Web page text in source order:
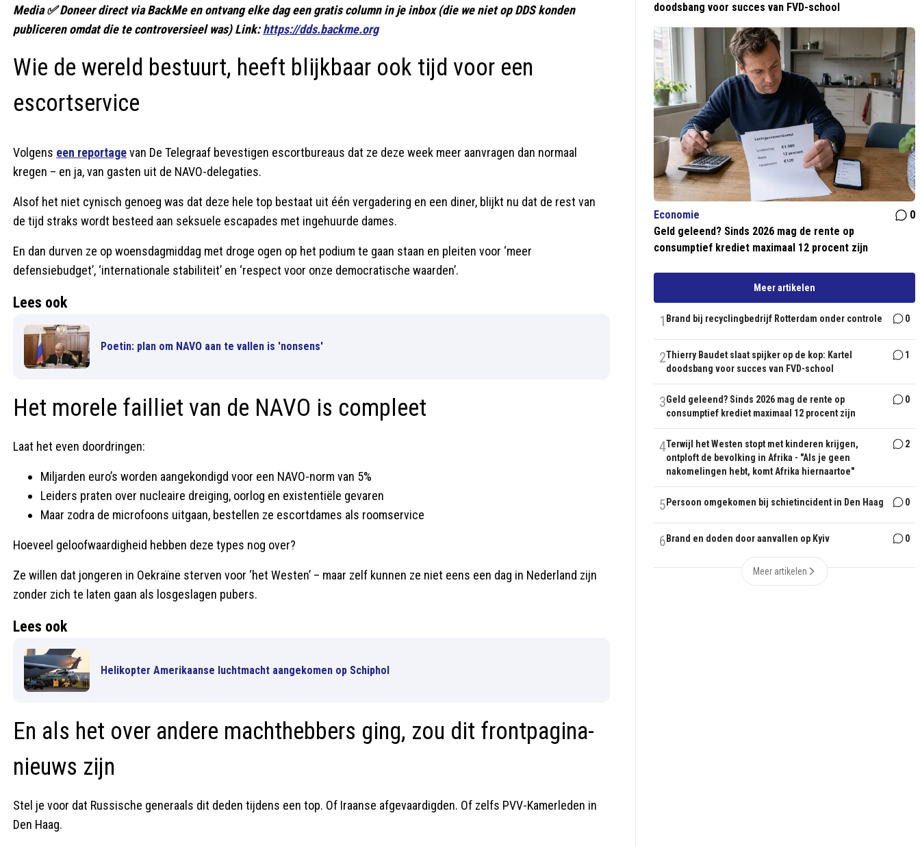
Media ✅ Doneer direct via BackMe en ontvang elke dag een gratis column in je inbox (die we niet op DDS konden
publiceren omdat die te controversieel was) Link:https://dds.backme.org
Wie de wereld bestuurt, heeft blijkbaar ook tijd voor een
escortservice
Volgens een reportagevan De Telegraaf bevestigen escortbureaus dat ze deze week meer aanvragen dan normaal
kregen – en ja, van gasten uit de NAVO-delegaties.
Alsof het niet cynisch genoeg was dat deze hele top bestaat uit één vergadering en een diner, blijkt nu dat de rest van
de tijd straks wordt besteed aan seksuele escapades met ingehuurde dames.
En dan durven ze op woensdagmiddag met droge ogen op het podium te gaan staan en pleiten voor ‘meer
defensiebudget’, ‘internationale stabiliteit’ en ‘respect voor onze democratische waarden’.
Lees ook
Poetin: plan om NAVO aan te vallen is 'nonsens'
Het morele failliet van de NAVO is compleet
Laat het even doordringen:
Miljarden euro’s worden aangekondigd voor een NAVO-norm van 5%
Leiders praten over nucleaire dreiging, oorlog en existentiële gevaren
Maar zodra de microfoons uitgaan, bestellen ze escortdames als roomservice
Hoeveel geloofwaardigheid hebben deze types nog over?
Ze willen dat jongeren in Oekraïne sterven voor ‘het Westen’ – maar zelf kunnen ze niet eens een dag in Nederland zijn
zonder zich te laten gaan als losgeslagen pubers.
Lees ook
Helikopter Amerikaanse luchtmacht aangekomen op Schiphol
En als het over andere machthebbers ging, zou dit frontpagina-
nieuws zijn
Stel je voor dat Russische generaals dit deden tijdens een top. Of Iraanse afgevaardigden. Of zelfs PVV-Kamerleden in
Den Haag.
doodsbang voor succes van FVD-school
Economie
0
Geld geleend? Sinds 2026 mag de rente op
consumptief krediet maximaal 12 procent zijn
Meer artikelen
1 Brand bij recyclingbedrijf Rotterdam onder controle 0
2Thierry Baudet slaat spijker op de kop: Kartel
doodsbang voor succes van FVD-school
1
3Geld geleend? Sinds 2026 mag de rente op
consumptief krediet maximaal 12 procent zijn
0
4Terwijl het Westen stopt met kinderen krijgen,
ontploft de bevolking in Afrika - "Als je geen
nakomelingen hebt, komt Afrika hiernaartoe"
2
5 Persoon omgekomen bij schietincident in Den Haag 0
6 Brand en doden door aanvallen op Kyiv 0
Meer artikelen